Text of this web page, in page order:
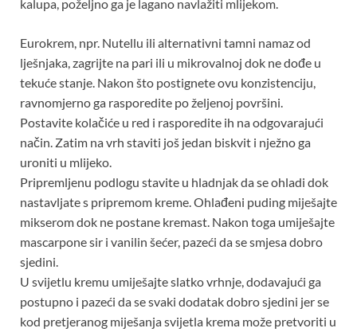
kalupa, poželjno ga je lagano navlažiti mlijekom.
Eurokrem, npr. Nutellu ili alternativni tamni namaz od
lješnjaka, zagrijte na pari ili u mikrovalnoj dok ne dođe u
tekuće stanje. Nakon što postignete ovu konzistenciju,
ravnomjerno ga rasporedite po željenoj površini.
Postavite kolačiće u red i rasporedite ih na odgovarajući
način. Zatim na vrh staviti još jedan biskvit i nježno ga
uroniti u mlijeko.
Pripremljenu podlogu stavite u hladnjak da se ohladi dok
nastavljate s pripremom kreme. Ohlađeni puding miješajte
mikserom dok ne postane kremast. Nakon toga umiješajte
mascarpone sir i vanilin šećer, pazeći da se smjesa dobro
sjedini.
U svijetlu kremu umiješajte slatko vrhnje, dodavajući ga
postupno i pazeći da se svaki dodatak dobro sjedini jer se
kod pretjeranog miješanja svijetla krema može pretvoriti u